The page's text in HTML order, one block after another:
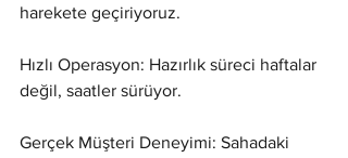
harekete geçiriyoruz.
Hızlı Operasyon: Hazırlık süreci haftalar
değil, saatler sürüyor.
Gerçek Müşteri Deneyimi: Sahadaki